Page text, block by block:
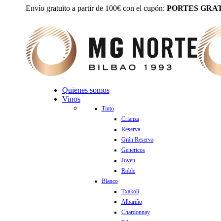
Envío gratuito a partir de 100€ con el cupón: PORTES
Quienes somos
Vinos
Tinto
Crianza
Reserva
Grán Reserva
Genericos
Joven
Roble
Blanco
Txakoli
Albariño
Chardonnay